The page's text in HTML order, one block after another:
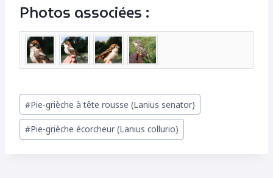
Photos associées :
Étiquettes
de
la
#Pie-grièche à tête rousse (Lanius senator)
#Pie-grièche écorcheur (Lanius collurio)